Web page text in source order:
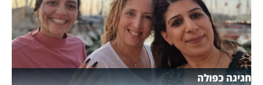
מקומית
עסקים
חגיגה כפולה